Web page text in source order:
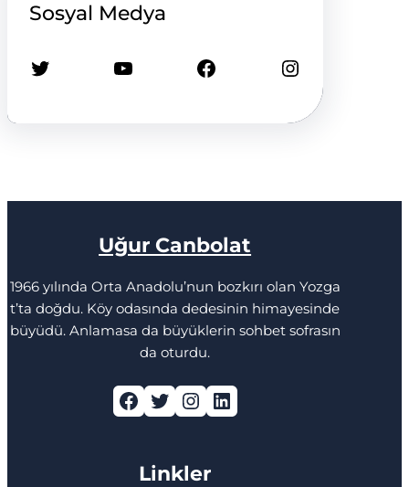
Sosyal Medya
Twitter YouTube Facebook Instagram
Uğur Canbolat
1966 yılında Orta Anadolu’nun bozkırı olan Yozga
t’ta doğdu. Köy odasında dedesinin himayesinde
büyüdü. Anlamasa da büyüklerin sohbet sofrasın
da oturdu.
Facebook Twitter Instagram LinkedIn
Linkler